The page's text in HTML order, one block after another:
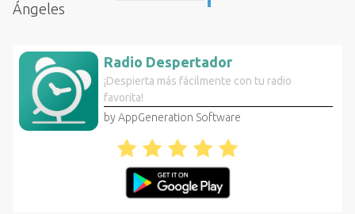
Ángeles
Radio Despertador
¡Despierta más fácilmente con tu radio
favorita!
by AppGeneration Software